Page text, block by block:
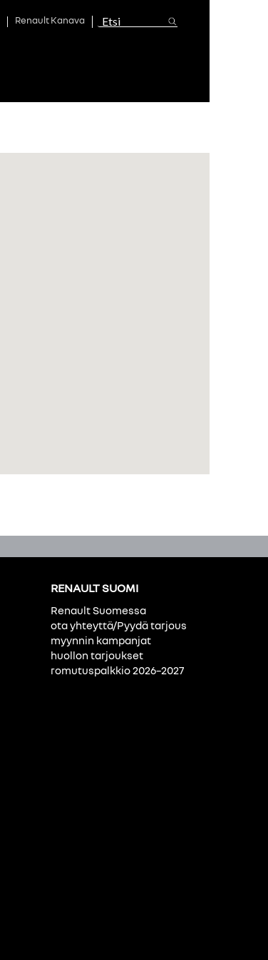
Renault Kanava
RENAULT SUOMI
Renault Suomessa
ota yhteyttä/Pyydä tarjous
myynnin kampanjat
huollon tarjoukset
romutuspalkkio 2026–2027